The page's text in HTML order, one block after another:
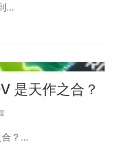
…
是天作之合？
合？…